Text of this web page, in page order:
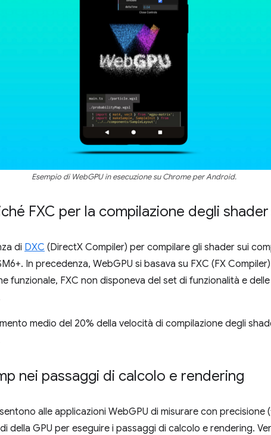
Esempio di WebGPU in esecuzione su Chrome per Android.
FXC per la compilazione degli
di DXC (DirectX Compiler) per compilare gli shader sui
In precedenza, WebGPU si basava su FXC (FX
funzionale, FXC non disponeva del set di funzionalità e
medio del 20% della velocità di compilazione degli
nei passaggi di calcolo e rendering
alle applicazioni WebGPU di misurare con precisione
della GPU per eseguire i passaggi di calcolo e rendering.